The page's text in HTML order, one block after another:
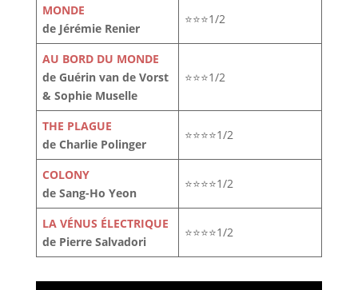
MONDE
de Jérémie Renier
⭐⭐⭐1/2
AU BORD DU MONDE
de Guérin van de Vorst
& Sophie Muselle
⭐⭐⭐1/2
THE PLAGUE
de Charlie Polinger
⭐⭐⭐⭐1/2
COLONY
de Sang-Ho Yeon
⭐⭐⭐⭐1/2
LA VÉNUS ÉLECTRIQUE
de Pierre Salvadori
⭐⭐⭐⭐1/2